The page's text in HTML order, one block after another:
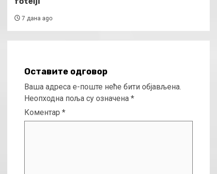
7 дана ago
Оставите одговор
Ваша адреса е-поште неће бити објављена.
Неопходна поља су означена *
Коментар *